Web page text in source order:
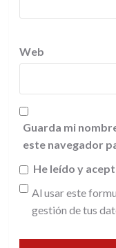
Web
Guarda mi
este navegador
He leído y
Al usar este
gestión de tus